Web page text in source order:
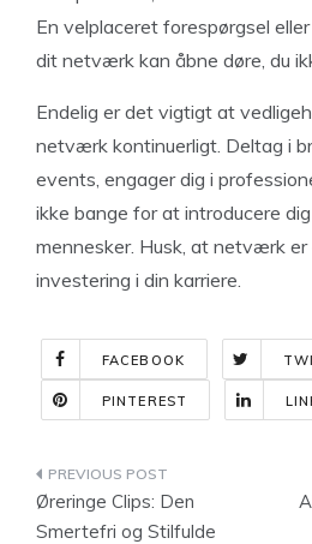
En velplaceret forespørgsel
dit netværk kan åbne døre, du
Endelig er det vigtigt at
netværk kontinuerligt. Deltag i
events, engager dig i
ikke bange for at introducere
mennesker. Husk, at netværk
investering i din karriere.
FACEBOOK
PINTEREST
Indlægsnavigation
Øreringe Clips: Den
Smertefri og Stilfulde